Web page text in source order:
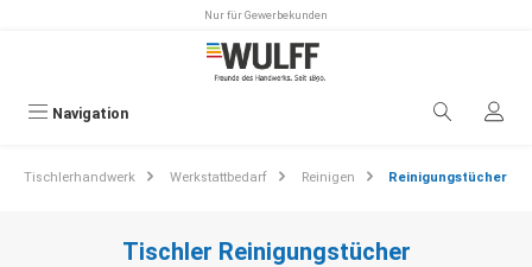
Nur für Gewerbekunden
Navigation
Tischlerhandwerk Werkstattbedarf Reinigen Reinigungstücher
Tischler Reinigungstücher